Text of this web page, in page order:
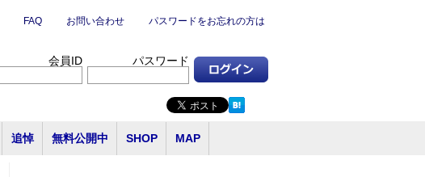
FAQ お問い合わせ パスワードをお忘れの方は
会員ID パスワード
追悼 無料公開中 SHOP MAP